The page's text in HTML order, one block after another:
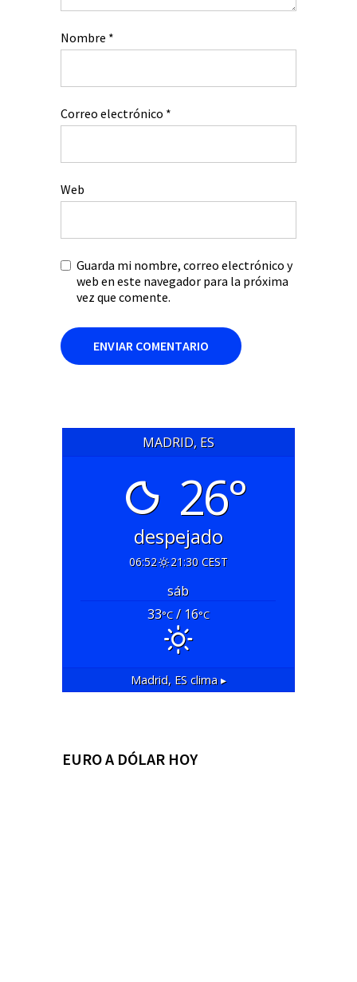
Nombre *
Correo electrónico *
Web
Guarda mi nombre, correo electrónico y
web en este navegador para la próxima
vez que comente.
MADRID, ES
26°
despejado
06:52 21:30 CEST
sáb
33°C/ 16°C
Madrid, ES clima ▸
EURO A DÓLAR HOY